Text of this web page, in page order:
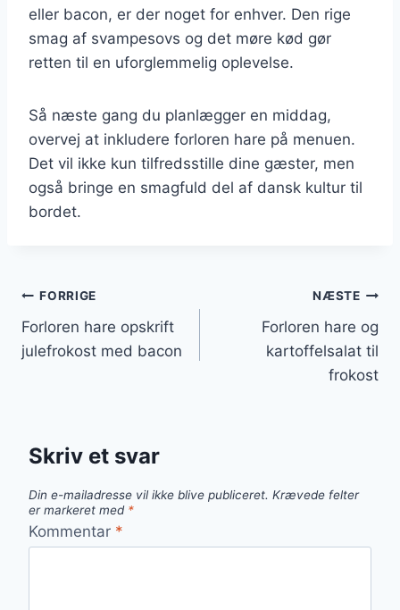
eller bacon, er der noget for enhver. Den rige
smag af svampesovs og det møre kød gør
retten til en uforglemmelig oplevelse.
Så næste gang du planlægger en middag,
overvej at inkludere forloren hare på menuen.
Det vil ikke kun tilfredsstille dine gæster, men
også bringe en smagfuld del af dansk kultur til
bordet.
Indlægsnavigation
FORRIGE
Forloren hare opskrift
julefrokost med bacon
NÆSTE
Forloren hare og
kartoffelsalat til
frokost
Skriv et svar
Din e-mailadresse vil ikke blive publiceret. Krævede felter
er markeret med *
Kommentar *